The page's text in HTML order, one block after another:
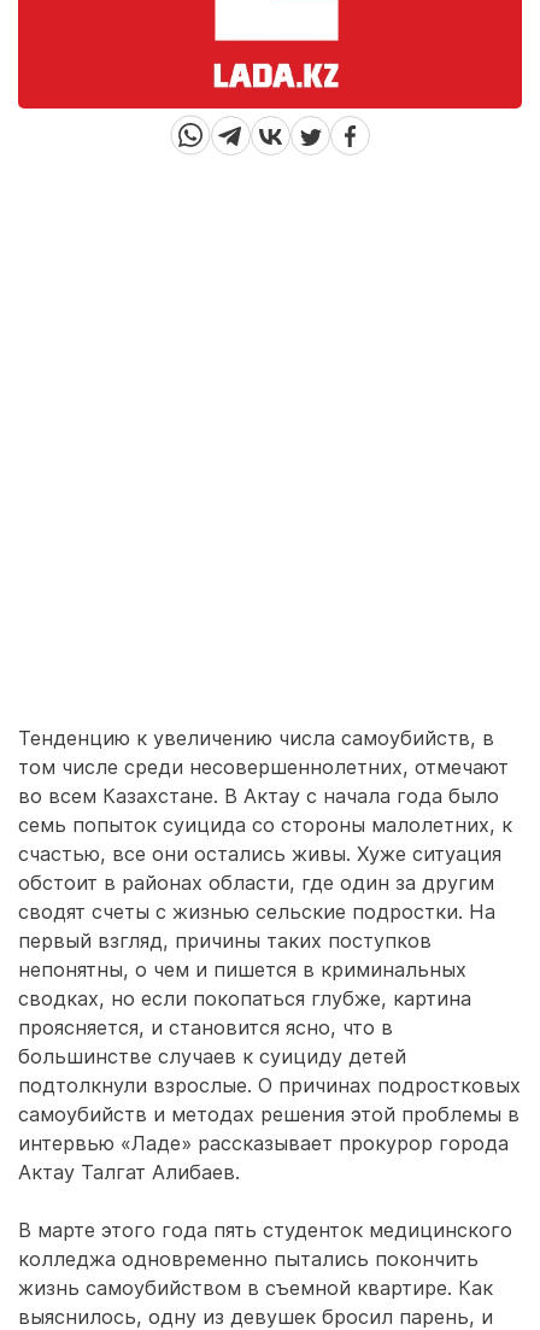
Тенденцию к увеличению числа самоубийств, в
том числе среди несовершеннолетних, отмечают
во всем Казахстане. В Актау с начала года было
семь попыток суицида со стороны малолетних, к
счастью, все они остались живы. Хуже ситуация
обстоит в районах области, где один за другим
сводят счеты с жизнью сельские подростки. На
первый взгляд, причины таких поступков
непонятны, о чем и пишется в криминальных
сводках, но если покопаться глубже, картина
проясняется, и становится ясно, что в
большинстве случаев к суициду детей
подтолкнули взрослые. О причинах подростковых
самоубийств и методах решения этой проблемы в
интервью «Ладе» рассказывает прокурор города
Актау Талгат Алибаев.
В марте этого года пять студенток медицинского
колледжа одновременно пытались покончить
жизнь самоубийством в съемной квартире. Как
выяснилось, одну из девушек бросил парень, и